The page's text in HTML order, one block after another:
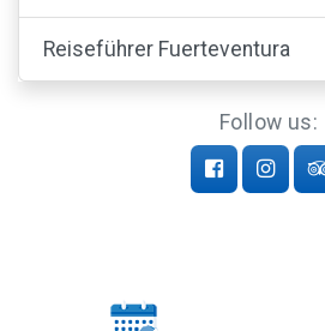
Reiseführer Fuerteventura
Follow us: